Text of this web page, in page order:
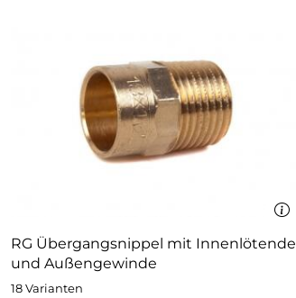
RG Übergangsnippel mit Innenlötende
und Außengewinde
18 Varianten